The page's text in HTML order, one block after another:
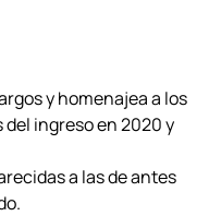
y homenajea a los
ingreso en 2020 y
a las de antes